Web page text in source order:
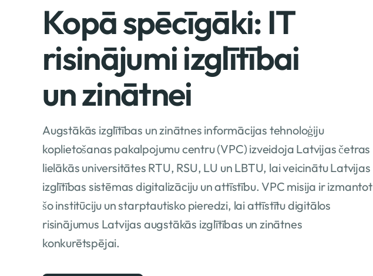
Kopā spēcīgāki: IT
risinājumi izglītībai
un zinātnei
Augstākās izglītības un zinātnes informācijas tehnoloģiju
koplietošanas pakalpojumu centru (VPC) izveidoja Latvijas četras
lielākās universitātes RTU, RSU, LU un LBTU, lai veicinātu Latvijas
izglītības sistēmas digitalizāciju un attīstību. VPC misija ir izmantot
šo institūciju un starptautisko pieredzi, lai attīstītu digitālos
risinājumus Latvijas augstākās izglītības un zinātnes
konkurētspējai.